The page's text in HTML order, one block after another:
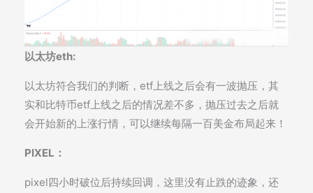
以太坊eth:
以太坊符合我们的判断，etf上线之后会有一波抛压，其
实和比特币etf上线之后的情况差不多，抛压过去之后就
会开始新的上涨行情，可以继续每隔一百美金布局起来！
PIXEL：
pixel四小时破位后持续回调，这里没有止跌的迹象，还